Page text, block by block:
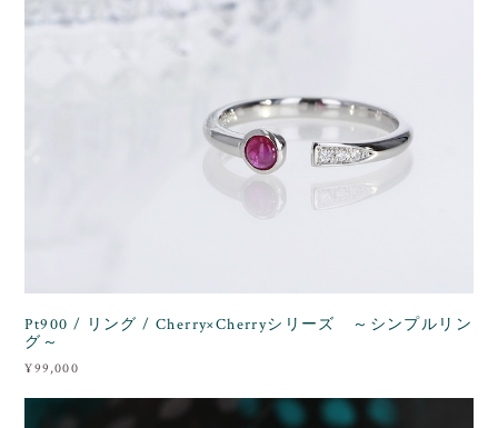
Pt900 / リング / Cherry×Cherryシリーズ ～シンプルリン
グ～
¥99,000